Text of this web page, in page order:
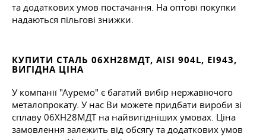
та додаткових умов постачання. На оптові покупки
надаються пільгові знижки.
КУПИТИ СТАЛЬ 06ХН28МДТ, AISI 904L, ЕІ943,
ВИГІДНА ЦІНА
У компанії "Ауремо" є багатий вибір нержавіючого
металопрокату. У нас Ви можете придбати вироби зі
сплаву 06ХН28МДТ на найвигідніших умовах. Ціна
замовлення залежить від обсягу та додаткових умов